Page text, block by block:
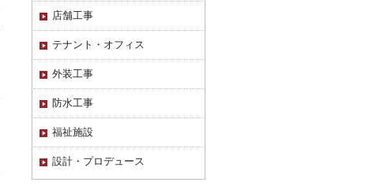
店舗工事
テナント・オフィス
外装工事
防水工事
福祉施設
設計・プロデュース